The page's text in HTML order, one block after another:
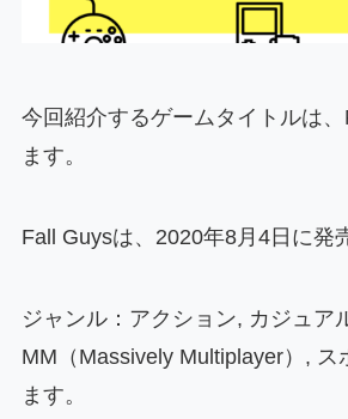
今回紹介するゲームタイトルは
ます。
Fall Guysは、2020年8月4日に発
ジャンル：アクション, カジュア
MM（Massively Multiplayer）, ス
ます。